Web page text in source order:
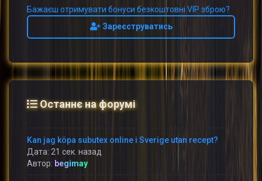
Бажаєш отримувати бонуси безкоштовні VIP зброю?
Зареєструватись
Останнє на форумі
Kan jag köpa subutex online i Sverige utan recept?
Дата: 21 сек. назад
Автор: begimay